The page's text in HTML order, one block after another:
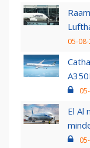
05-
El Al